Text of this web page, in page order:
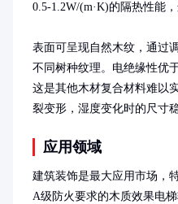
0.5-1.2W/(m·K)的隔热性能
表面可呈现自然木纹，通过
不同树种纹理。电绝缘性
这是其他木材复合材料难以
裂变形，湿度变化时的尺寸
应用领域
建筑装饰是最大应用市场，
A级防火要求的木质效果电